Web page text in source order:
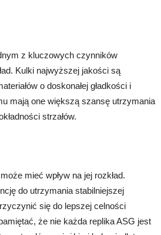
z kluczowych czynników
Kulki najwyższej jakości są
o doskonałej gładkości i
mają one większą szansę utrzymania
strzałów.
mieć wpływ na jej rozkład.
do utrzymania stabilniejszej
się do lepszej celności
że nie każda replika ASG jest